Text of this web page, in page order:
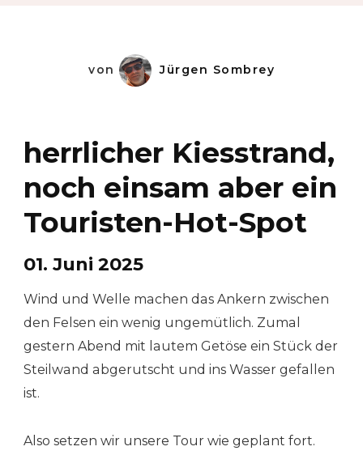
von Jürgen Sombrey
herrlicher Kiesstrand,
noch einsam aber ein
Touristen-Hot-Spot
01. Juni 2025
Wind und Welle machen das Ankern zwischen
den Felsen ein wenig ungemütlich. Zumal
gestern Abend mit lautem Getöse ein Stück der
Steilwand abgerutscht und ins Wasser gefallen
ist.
Also setzen wir unsere Tour wie geplant fort.